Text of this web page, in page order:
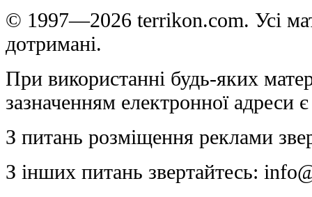
© 1997—2026 terrikon.com. Усі
дотримані.
При використанні будь-яких
зазначенням електронної адреси
З питань розміщення реклами
З інших питань звертайтесь: